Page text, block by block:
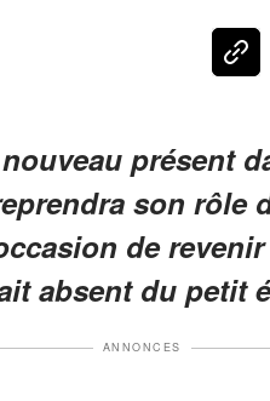
présent
son rôle
de
absent du petit
ANNONCES